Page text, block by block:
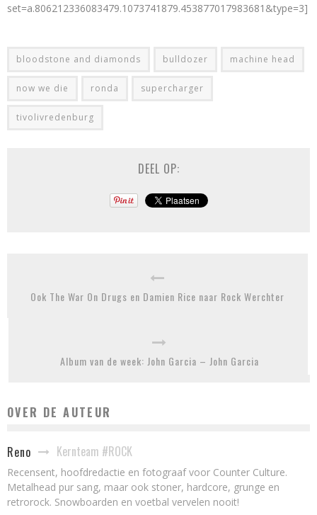
set=a.806212336083479.1073741879.453877017983681&type=3]
bloodstone and diamonds bulldozer machine head
now we die ronda supercharger
tivolivredenburg
DEEL OP:
Ook The War On Drugs en Damien Rice naar Rock Werchter
Album van de week: John Garcia – John Garcia
OVER DE AUTEUR
Reno Kernteam #ROCK
Recensent, hoofdredactie en fotograaf voor Counter Culture.
Metalhead pur sang, maar ook stoner, hardcore, grunge en
retrorock. Snowboarden en voetbal vervelen nooit!